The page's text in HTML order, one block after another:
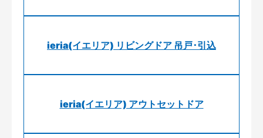
ieria(イエリア) リビングドア 吊戸･引込
ieria(イエリア) アウトセットドア